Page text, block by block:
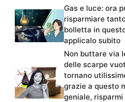
Gas e luce: ora
risparmiare
bolletta in
applicalo subito
Non buttare via
delle scarpe
tornano
grazie a questo
geniale,